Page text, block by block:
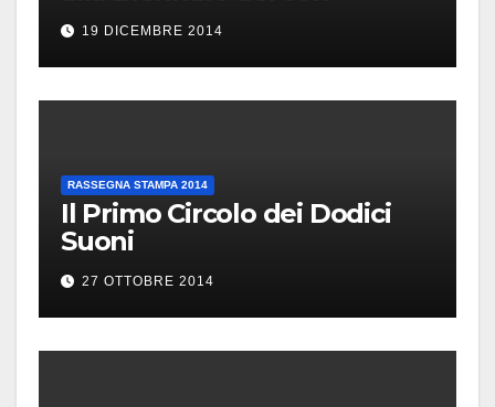
19 DICEMBRE 2014
RASSEGNA STAMPA 2014
Il Primo Circolo dei Dodici
Suoni
27 OTTOBRE 2014